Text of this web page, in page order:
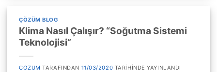
ÇÖZÜM BLOG
Klima Nasıl Çalışır? “Soğutma Sistemi
Teknolojisi”
COZUM TARAFINDAN 11/03/2020 TARIHINDE YAYINLANDI